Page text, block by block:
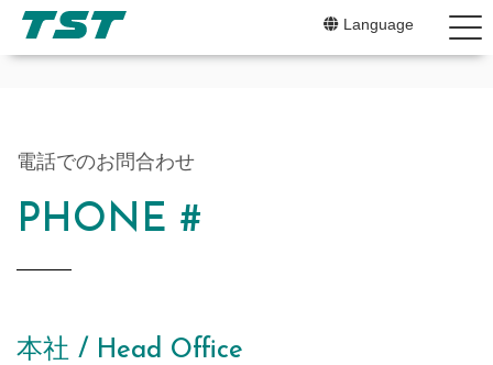
Language
電話でのお問合わせ
PHONE #
本社 / Head Office